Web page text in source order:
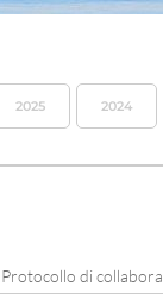
2025 2024
Protocollo di